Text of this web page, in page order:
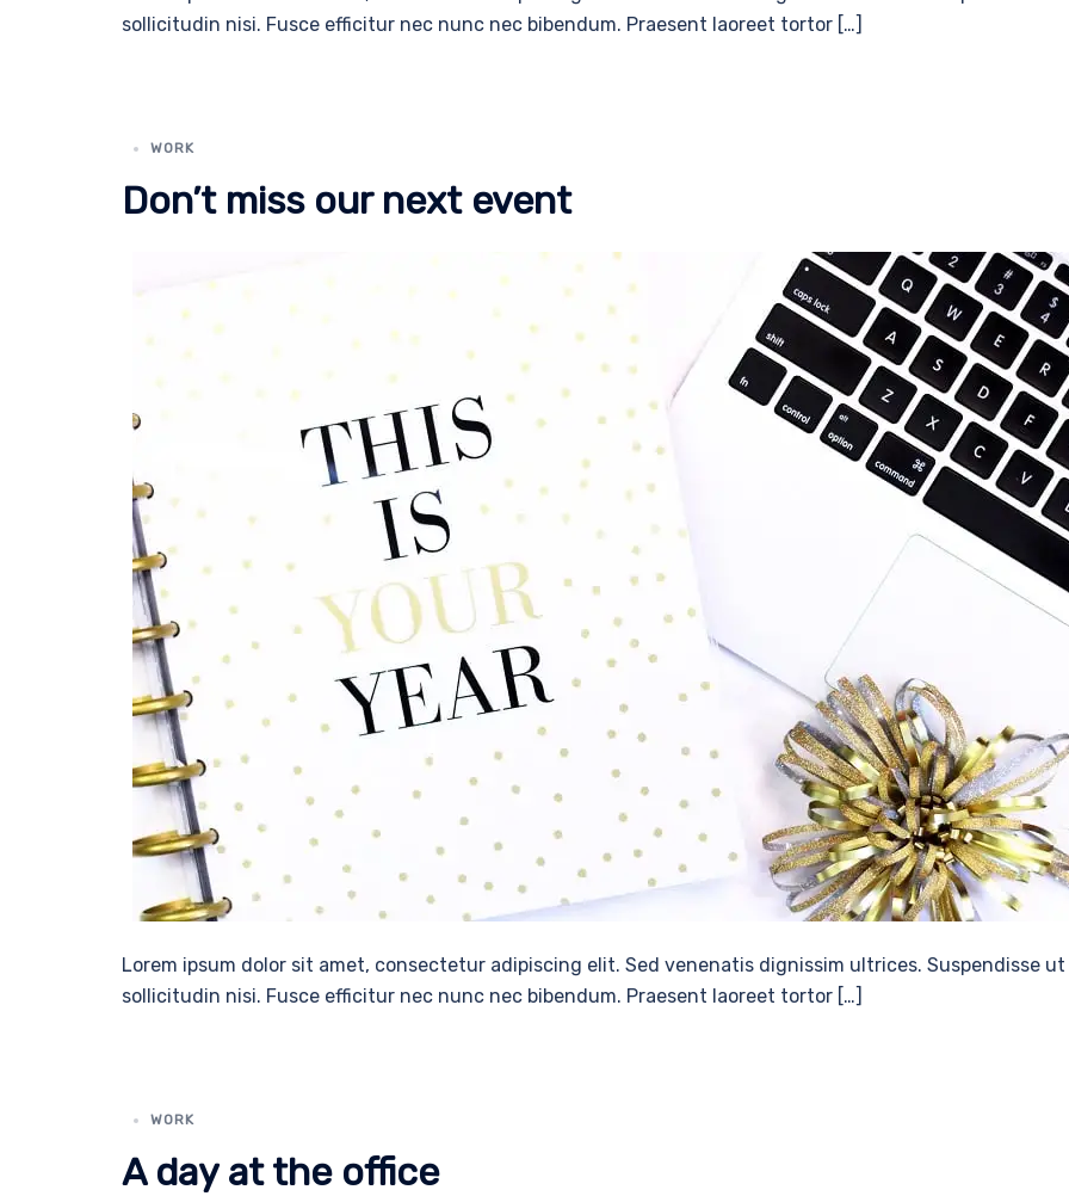
sollicitudin nisi. Fusce efficitur nec nunc nec bibendum. Praesent laoreet tortor […]
WORK
Don’t miss our next event
Lorem ipsum dolor sit amet, consectetur adipiscing elit. Sed venenatis dignissim ultrices. Suspendisse ut
sollicitudin nisi. Fusce efficitur nec nunc nec bibendum. Praesent laoreet tortor […]
WORK
A day at the office